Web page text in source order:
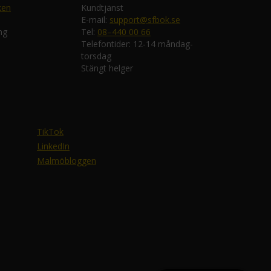
Kundtjänst
E-mail: support@sfbok.se
Tel: 08–440 00 66
Telefontider: 12-14 måndag-
torsdag
Stängt helger
TikTok
LinkedIn
Malmöbloggen